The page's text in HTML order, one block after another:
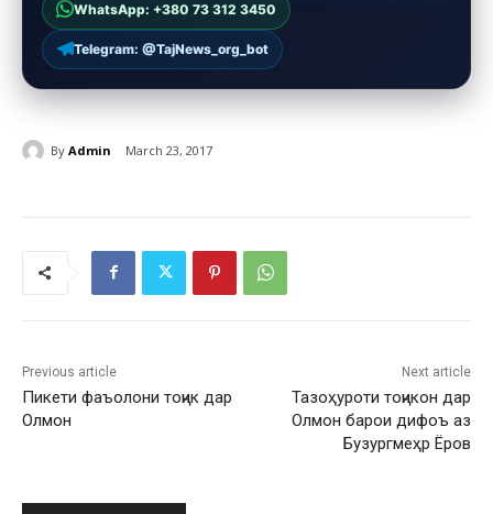
WhatsApp: +380 73 312 3450
Telegram: @TajNews_org_bot
By Admin March 23, 2017
Previous article
Пикети фаъолони тоҷик дар
Олмон
Next article
Тазоҳуроти тоҷикон дар
Олмон барои дифоъ аз
Бузургмеҳр Ёров